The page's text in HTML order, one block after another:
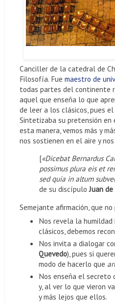
Canciller de la catedral de
Filosofía. Fue maestro de
todas partes del continente
aquel que enseña lo que
de leer a los clásicos, pues
Sintetizaba su pretensión en
esta manera, vemos más y
nos sostienen en el aire y
[«Dicebat Bernardus
possimus plura eis et
sed quia in altum
de su discípuloJuan
Semejante afirmación, que
Nos revela la
clásicos, debemos
Nos invita a dialogar
Quevedo), pues si
modo de hacerlo que
Nos enseña el secreto
y, al ver lo que vieron
y más lejos que ellos.